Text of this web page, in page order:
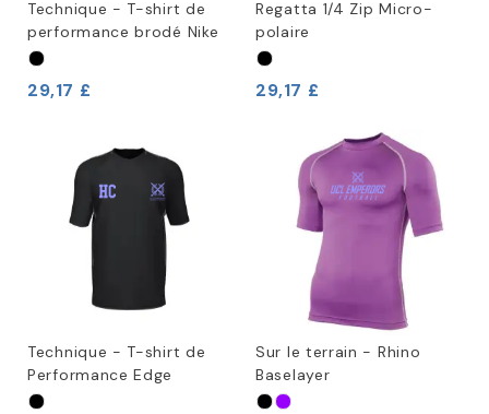
Technique - T-shirt de
performance brodé Nike
29,17 £
Regatta 1/4 Zip Micro-
polaire
29,17 £
Technique - T-shirt de
Performance Edge
Sur le terrain - Rhino
Baselayer